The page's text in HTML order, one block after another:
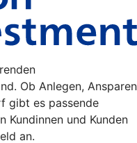
Ob Anlegen, Ansparen
gibt es passende
Kundinnen und Kunden
an.